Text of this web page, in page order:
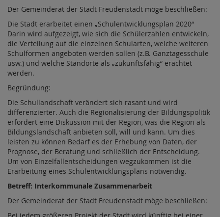
Der Gemeinderat der Stadt Freudenstadt möge beschließen:
Die Stadt erarbeitet einen „Schulentwicklungsplan 2020“
Darin wird aufgezeigt, wie sich die Schülerzahlen entwickeln,
die Verteilung auf die einzelnen Schularten, welche weiteren
Schulformen angeboten werden sollen (z.B. Ganztagesschule
usw.) und welche Standorte als „zukunftsfähig“ erachtet
werden.
Begründung:
Die Schullandschaft verändert sich rasant und wird
differenzierter. Auch die Regionalisierung der Bildungspolitik
erfordert eine Diskussion mit der Region, was die Region als
Bildungslandschaft anbieten soll, will und kann. Um dies
leisten zu können Bedarf es der Erhebung von Daten, der
Prognose, der Beratung und schließlich der Entscheidung.
Um von Einzelfallentscheidungen wegzukommen ist die
Erarbeitung eines Schulentwicklungsplans notwendig.
Betreff: Interkommunale Zusammenarbeit
Der Gemeinderat der Stadt Freudenstadt möge beschließen: